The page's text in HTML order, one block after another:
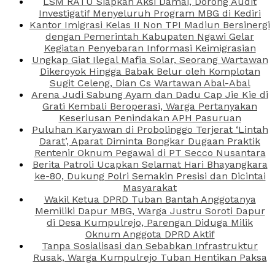
Investigatif Menyeluruh Program MBG di Kediri
Kantor Imigrasi Kelas II Non TPI Madiun Bersinergi
dengan Pemerintah Kabupaten Ngawi Gelar
Kegiatan Penyebaran Informasi Keimigrasian
Ungkap Giat Ilegal Mafia Solar, Seorang Wartawan
Dikeroyok Hingga Babak Belur oleh Komplotan
Sugit Celeng, Dian Cs Wartawan Abal-Abal
Arena Judi Sabung Ayam dan Dadu Cap Jie Kie di
Grati Kembali Beroperasi, Warga Pertanyakan
Keseriusan Penindakan APH Pasuruan
Puluhan Karyawan di Probolinggo Terjerat ‘Lintah
Darat’, Aparat Diminta Bongkar Dugaan Praktik
Rentenir Oknum Pegawai di PT Secco Nusantara
Berita Patroli Ucapkan Selamat Hari Bhayangkara
ke-80, Dukung Polri Semakin Presisi dan Dicintai
Masyarakat
Wakil Ketua DPRD Tuban Bantah Anggotanya
Memiliki Dapur MBG, Warga Justru Soroti Dapur
di Desa Kumpulrejo, Parengan Diduga Milik
Oknum Anggota DPRD Aktif
Tanpa Sosialisasi dan Sebabkan Infrastruktur
Rusak, Warga Kumpulrejo Tuban Hentikan Paksa